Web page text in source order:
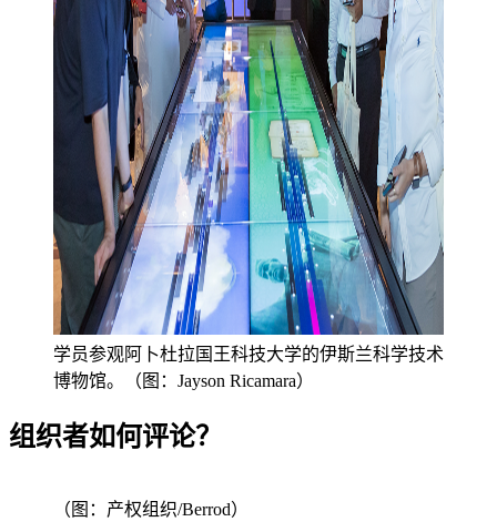
学员参观阿卜杜拉国王科技大学的伊斯兰科学技术
博物馆。（图：Jayson Ricamara）
组织者如何评论？
（图：产权组织/Berrod）